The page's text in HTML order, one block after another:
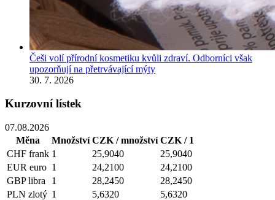
Češi volí přírodní kosmetiku kvůli zdraví. Odborníci však
upozorňují na přetrvávající mýty
30. 7. 2026
Kurzovní lístek
07.08.2026
Měna
Množství CZK / množství CZK / 1
CHF frank 1 25,9040
25,9040
EUR euro 1 24,2100
24,2100
GBP libra 1 28,2450
28,2450
PLN zlotý 1 5,6320
5,6320